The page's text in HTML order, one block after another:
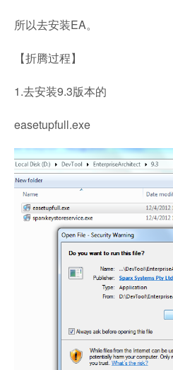
所以去安装EA。
【折腾过程】
1.去安装9.3版本的
easetupfull.exe